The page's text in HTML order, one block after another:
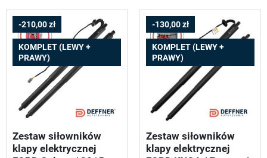
-210,00 zł
KOMPLET (LEWY +
PRAWY)
Zestaw siłowników
klapy elektrycznej
-130,00 zł
KOMPLET (LEWY +
PRAWY)
Zestaw siłowników
klapy elektrycznej